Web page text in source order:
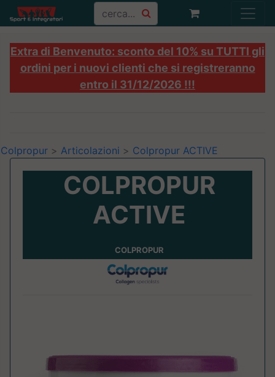
Extra di Benvenuto: sconto del 10% su TUTTI gli
ordini per i nuovi clienti che si registreranno
entro il 31/12/2026 !!!
Colpropur > Articolazioni > Colpropur ACTIVE
COLPROPUR
ACTIVE
COLPROPUR